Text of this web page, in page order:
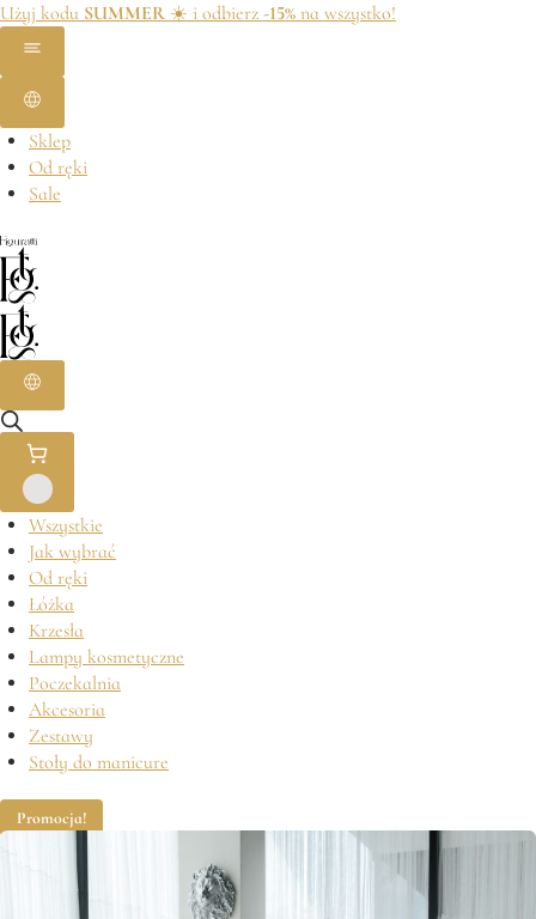
Użyj kodu SUMMER ☀️ i odbierz -15% na wszystko!
Sklep
Od ręki
Sale
Wszystkie
Jak wybrać
Od ręki
Łóżka
Krzesła
Lampy kosmetyczne
Poczekalnia
Akcesoria
Zestawy
Stoły do manicure
Promocja!